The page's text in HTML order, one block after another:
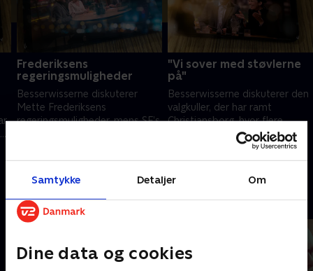
Samtykke Detaljer Om
Dine data og cookies
Frederiksens
regeringsmuligheder
Besserwisserne diskuterer
Mette Frederiksens
regeringsmuligheder, mens SF’s
bryder sammen.
"Vi sover med støvlerne
på"
Besserwisserne diskuterer den
valgkuller, der har ramt
Christiansborg, hvor flere
politikere regner med, at valget
vil blive udskrevet i starten af
marts.
20. februar 2026 • 29 min
Andre så også